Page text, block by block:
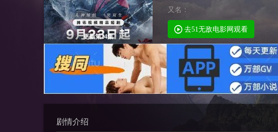
更新第24集
又名：
去51无敌电影网观看
剧情介绍